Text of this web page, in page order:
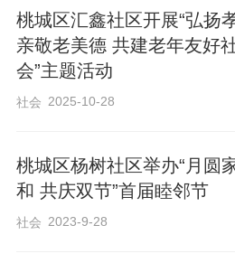
台。活动现场氛围热烈
场，大家欢聚一堂，共
邻里温情，感受传统节
正式拉开帷幕，瞬间点
汇演节目品类丰富、精
风韵与时代气息，涵盖
桃城区汇鑫社区开展“弘扬
亲敬老美德 共建老年友好
会”主题活动
社会 2025-10-28
桃城区杨树社区举办“月圆
和 共庆双节”首届睦邻节
社会 2023-9-28